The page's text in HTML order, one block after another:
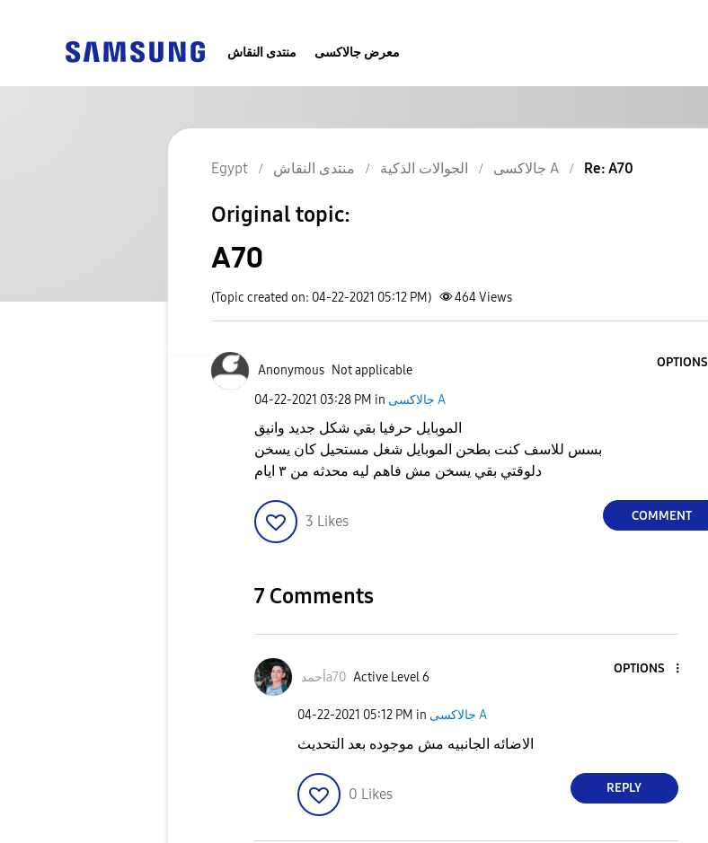
منتدى النقاش معرض جالاكسى
Egypt منتدى النقاش الجوالات الذكية جالاكسى A Re: A70
Original topic:
A70
(Topic created on: 04-22-2021 05:12 PM) 464Views
Anonymous Not applicable
OPTIONS
‎04-22-2021 03:28 PM in جالاكسى A
بسس للاسف كنت بطحن الموبايل شغل مستحيل كان يسخن
دلوقتي بقي يسخن مش فاهم ليه محدثه من ٣ ايام
3 Likes COMMENT
7 Comments
أحمدa70 Active Level 6
OPTIONS
‎04-22-2021 05:12 PM in جالاكسى A
الاضائه الجانبيه مش موجوده بعد التحديث
0 Likes REPLY